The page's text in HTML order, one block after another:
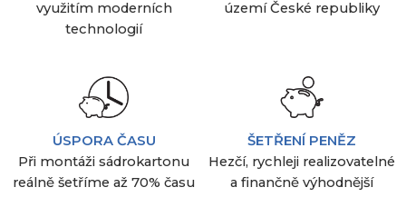
využitím moderních
technologií
území České republiky
ÚSPORA ČASU
Při montáži sádrokartonu
reálně šetříme až 70% času
ŠETŘENÍ PENĚZ
Hezčí, rychleji realizovatelné
a finančně výhodnější